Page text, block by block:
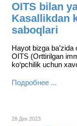
OITS bilan
Kasallikdan
saboqlari
Hayot bizga
OITS (Orttirilgan
ko‘pchilik uchun
Подробнее ...
28 Дек 2023